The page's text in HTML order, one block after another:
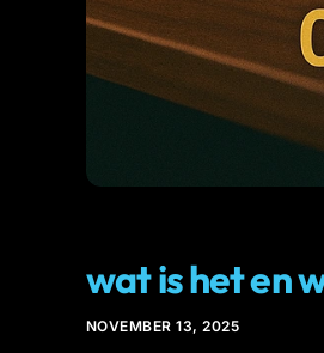
wat is het en
NOVEMBER 13, 2025